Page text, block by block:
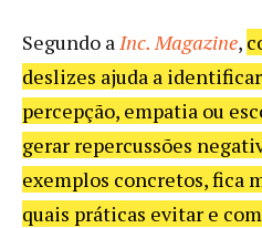
Segundo aInc. Magazine,
deslizes ajuda a
percepção, empatia ou
gerar repercussões
exemplos concretos, fica
quais práticas evitar e